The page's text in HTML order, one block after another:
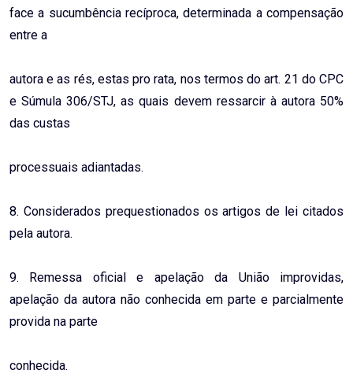
face a sucumbência recíproca, determinada a compensação
entre a
autora e as rés, estas pro rata, nos termos do art. 21 do CPC
e Súmula 306/STJ, as quais devem ressarcir à autora 50%
das custas
processuais adiantadas.
8. Considerados prequestionados os artigos de lei citados
pela autora.
9. Remessa oficial e apelação da União improvidas,
apelação da autora não conhecida em parte e parcialmente
provida na parte
conhecida.